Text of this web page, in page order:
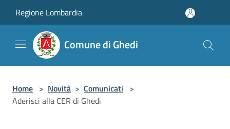
Regione Lombardia
Comune di Ghedi
Home > Novità > Comunicati >
Aderisci alla CER di Ghedi